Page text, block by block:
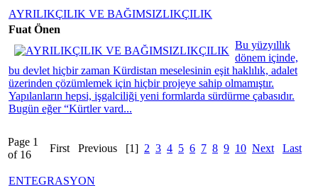
AYRILIKÇILIK VE BAĞIMSIZLIKÇILIK
Fuat Önen
Bu yüzyıllık
dönem içinde,
bu devlet hiçbir zaman Kürdistan meselesinin eşit haklılık, adalet
üzerinden çözümlemek için hiçbir projeye sahip olmamıştır.
Yapılanların hepsi, işgalciliği yeni formlarda sürdürme çabasıdır.
Bugün eğer “Kürtler vard...
Page 1
of 16
First Previous [1] 2 3 4 5 6 7 8 9 10 Next Last
ENTEGRASYON